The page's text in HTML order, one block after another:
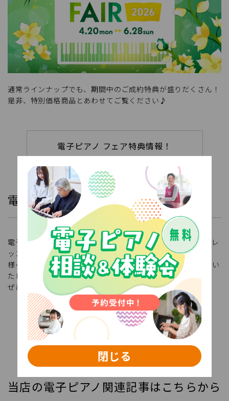
通常ラインナップでも、期間中のご成約特典が盛りだくさん！
是非、特別価格商品とあわせてご覧ください♪
電子ピアノ フェア特典情報！
電子ピアノ相談会開催中！
電子ピアノの選び方が分からない…本物に近いピアノは…？レ
ッスン向きの電子ピアノってどんなピアノ？など
様々な疑問にお答えし、ご要望にピッタリなピアノをご紹介い
たします！
ぜひフォームからご予約くださいませ。
電子ピアノ相談会お申込みはこちらから
当店の電子ピアノ関連記事はこちらから
閉じる